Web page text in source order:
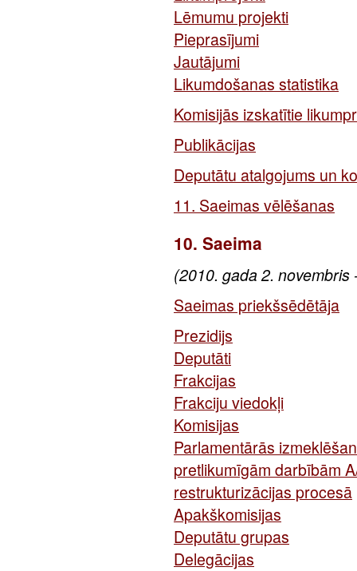
Lēmumu projekti
Pieprasījumi
Jautājumi
Likumdošanas statistika
Komisijās izskatītie
Publikācijas
Deputātu atalgojums un
11. Saeimas vēlēšanas
10. Saeima
(2010. gada 2.
Saeimas priekšsēdētāja
Prezidijs
Deputāti
Frakcijas
Frakciju viedokļi
Komisijas
Parlamentārās
pretlikumīgām darbībām
restrukturizācijas procesā
Apakškomisijas
Deputātu grupas
Delegācijas